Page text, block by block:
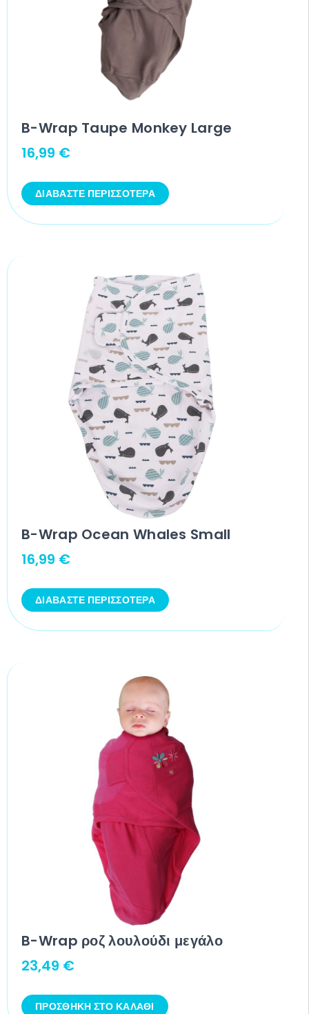
B-Wrap Taupe Monkey Large
16,99 €
ΔΙΑΒΆΣΤΕ ΠΕΡΙΣΣΌΤΕΡΑ
B-Wrap Ocean Whales Small
16,99 €
ΔΙΑΒΆΣΤΕ ΠΕΡΙΣΣΌΤΕΡΑ
B-Wrap ροζ λουλούδι μεγάλο
23,49 €
ΠΡΟΣΘΉΚΗ ΣΤΟ ΚΑΛΆΘΙ